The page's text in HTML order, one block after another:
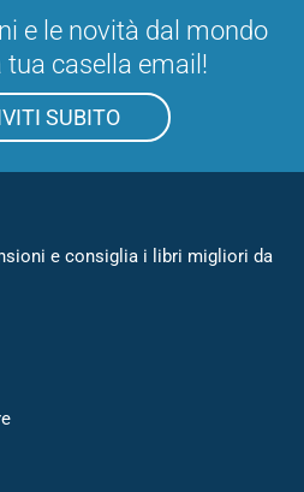
e le novità dal mondo
tua casella email!
SUBITO
e consiglia i libri migliori da